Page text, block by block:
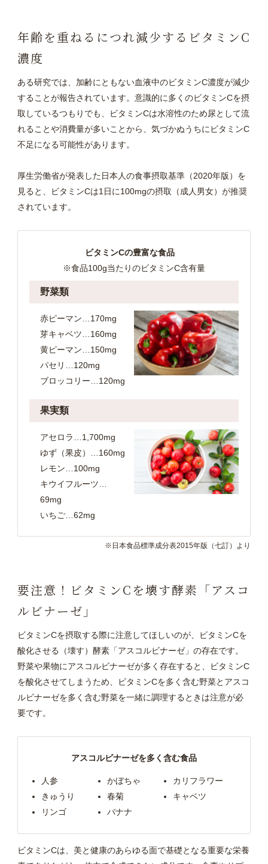
年齢を重ねるにつれ減少するビタミンC
濃度
ある研究では、加齢にともない血液中のビタミンC濃度が減少
することが報告されています。意識的に多くのビタミンCを摂
取しているつもりでも、ビタミンCは水溶性のため尿として流
れることや消費量が多いことから、気づかぬうちにビタミンC
不足になる可能性があります。
厚生労働省が発表した日本人の食事摂取基準（2020年版）を
見ると、ビタミンCは1日に100mgの摂取（成人男女）が推奨
されています。
ビタミンCの豊富な食品
※食品100g当たりのビタミンC含有量
野菜類
赤ピーマン…170mg
芽キャベツ…160mg
黄ピーマン…150mg
パセリ…120mg
ブロッコリー…120mg
果実類
アセロラ…1,700mg
ゆず（果皮）…160mg
レモン…100mg
キウイフルーツ…
69mg
いちご…62mg
※日本食品標準成分表2015年版（七訂）より
要注意！ビタミンCを壊す酵素「アスコ
ルビナーゼ」
ビタミンCを摂取する際に注意してほしいのが、ビタミンCを
酸化させる（壊す）酵素「アスコルビナーゼ」の存在です。
野菜や果物にアスコルビナーゼが多く存在すると、ビタミンC
を酸化させてしまうため、ビタミンCを多く含む野菜とアスコ
ルビナーゼを多く含む野菜を一緒に調理するときは注意が必
要です。
アスコルビナーゼを多く含む食品
人参 かぼちゃ
カリフラワー
きゅうり
春菊
キャベツ
リンゴ
バナナ
ビタミンCは、美と健康のあらゆる面で基礎となる重要な栄養